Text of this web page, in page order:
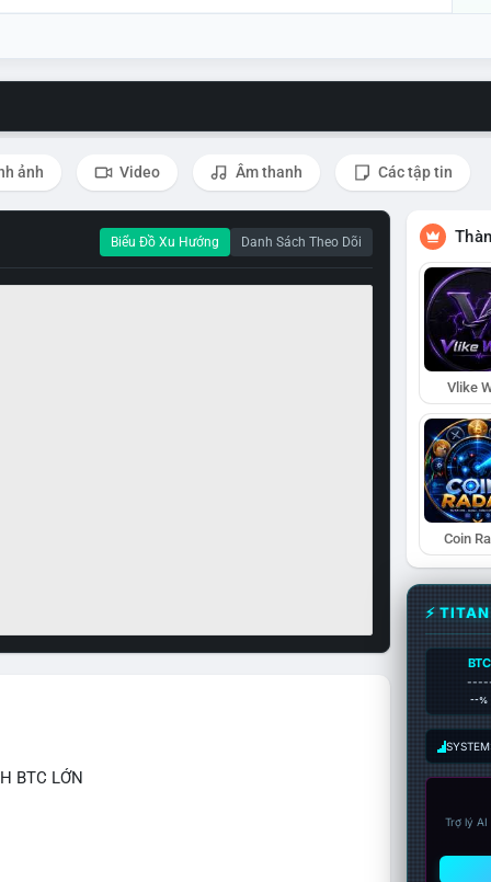
ảnh Video Âm thanh Các tập tin
Biểu Đồ Xu Hướng Danh Sách Theo Dõi
BTC LỚN
Vlike
Coin
⚡
BTC
--%
Trợ lý